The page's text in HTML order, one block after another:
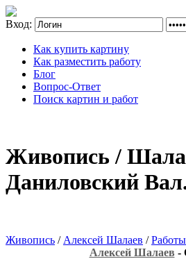
Вход:
Как купить картину
Как разместить работу
Блог
Вопрос-Ответ
Поиск картин и работ
Живопись /
Даниловский
Живопись / Алексей Шалаев /
Алексей Шалаев -